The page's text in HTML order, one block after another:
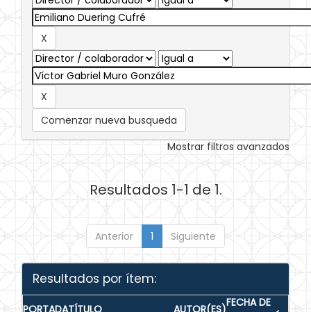
Comenzar nueva busqueda
Mostrar filtros avanzados
Resultados 1-1 de 1.
Anterior 1 Siguiente
Resultados por ítem:
PORTADATÍTULO AUTOR(ES)FECHA DE